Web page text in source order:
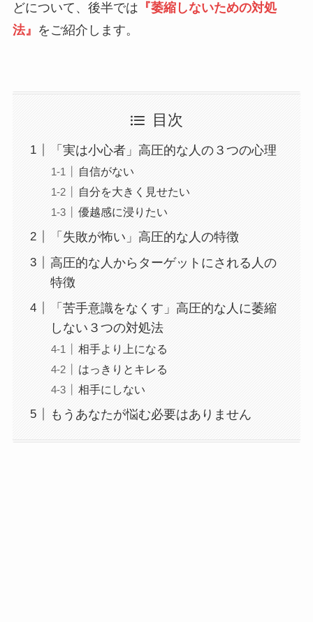
どについて、後半では 『萎縮しないための対処
法』 をご紹介します。
目次
「実は小心者」高圧的な人の３つの心理
自信がない
自分を大きく見せたい
優越感に浸りたい
「失敗が怖い」高圧的な人の特徴
高圧的な人からターゲットにされる人の
特徴
「苦手意識をなくす」高圧的な人に萎縮
しない３つの対処法
相手より上になる
はっきりとキレる
相手にしない
もうあなたが悩む必要はありません